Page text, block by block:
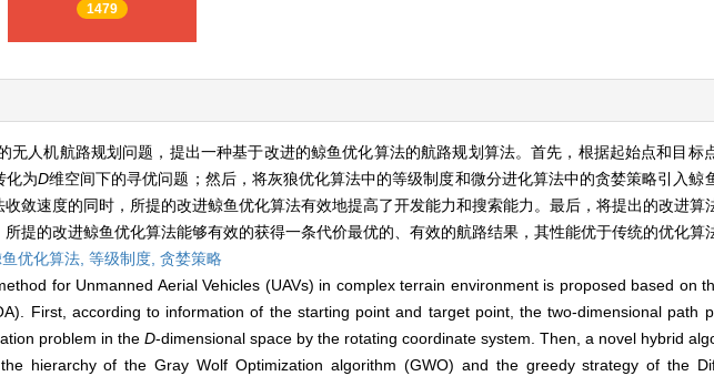
1479
无人机航路规划问题，提出一种基于改进的鲸鱼优化算法的航路规划算法。首先，根据起始点和目标
化为D维空间下的寻优问题；然后，将灰狼优化算法中的等级制度和微分进化算法中的贪婪策略引入鲸
敛速度的同时，所提的改进鲸鱼优化算法有效地提高了开发能力和搜索能力。最后，将提出的改进算
提的改进鲸鱼优化算法能够有效的获得一条代价最优的、有效的航路结果，其性能优于传统的优化算
优化算法, 等级制度, 贪婪策略
for Unmanned Aerial Vehicles (UAVs) in complex terrain environment is proposed based on
First, according to information of the starting point and target point, the two-dimensional path
problem in the D-dimensional space by the rotating coordinate system. Then, a novel hybrid
hierarchy of the Gray Wolf Optimization algorithm (GWO) and the greedy strategy of the